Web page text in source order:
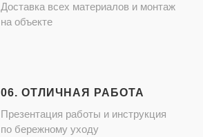
Доставка всех материалов и монтаж
на объекте
06. ОТЛИЧНАЯ РАБОТА
Презентация работы и инструкция
по бережному уходу